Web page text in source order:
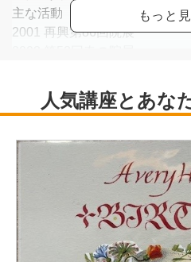
主な活動
2001 再興第86回院展
現在 無所属 日本美術家連盟会員